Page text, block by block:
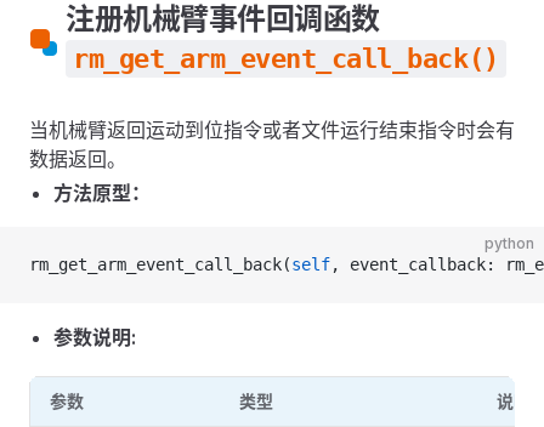
注册机械臂事件回调函数
rm_get_arm_event_call_back()
当机械臂返回运动到位指令或者文件运行结束指令时会有
数据返回。
方法原型：
python
rm_get_arm_event_call_back(self, event_callback:
参数说明:
参数 类型 说明